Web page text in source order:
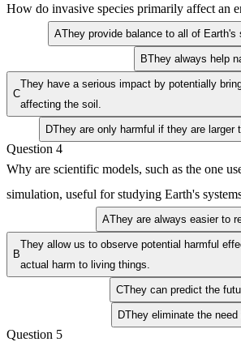
How do invasive species primarily affect an
AThey provide balance to all of
BThey always help
C
They have a serious impact by potentially
affecting the soil.
DThey are only harmful if they are larger
Question 4
Why are scientific models, such as the one
simulation, useful for studying Earth's
AThey are always easier to
B
They allow us to observe potential harmful
actual harm to living things.
CThey can predict the
DThey eliminate the
Question 5